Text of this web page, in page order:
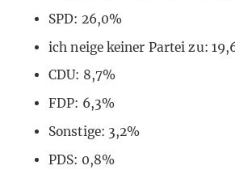
SPD: 26,0%
ich neige keiner Partei zu:
CDU: 8,7%
FDP: 6,3%
Sonstige: 3,2%
PDS: 0,8%